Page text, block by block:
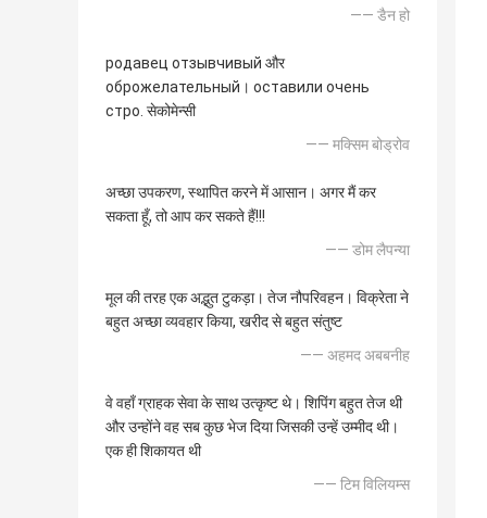
—— डैन हो
родавец отзывчивый और
оброжелательный। оставили очень
стро. सेकोमेन्सी
—— मक्सिम बोड्रोव
अच्छा उपकरण, स्थापित करने में आसान। अगर मैं कर
सकता हूँ, तो आप कर सकते हैं!!!
—— डोम लैपन्या
मूल की तरह एक अद्भुत टुकड़ा। तेज नौपरिवहन। विक्रेता ने
बहुत अच्छा व्यवहार किया, खरीद से बहुत संतुष्ट
—— अहमद अबबनीह
वे वहाँ ग्राहक सेवा के साथ उत्कृष्ट थे। शिपिंग बहुत तेज थी
और उन्होंने वह सब कुछ भेज दिया जिसकी उन्हें उम्मीद थी।
एक ही शिकायत थी
—— टिम विलियम्स